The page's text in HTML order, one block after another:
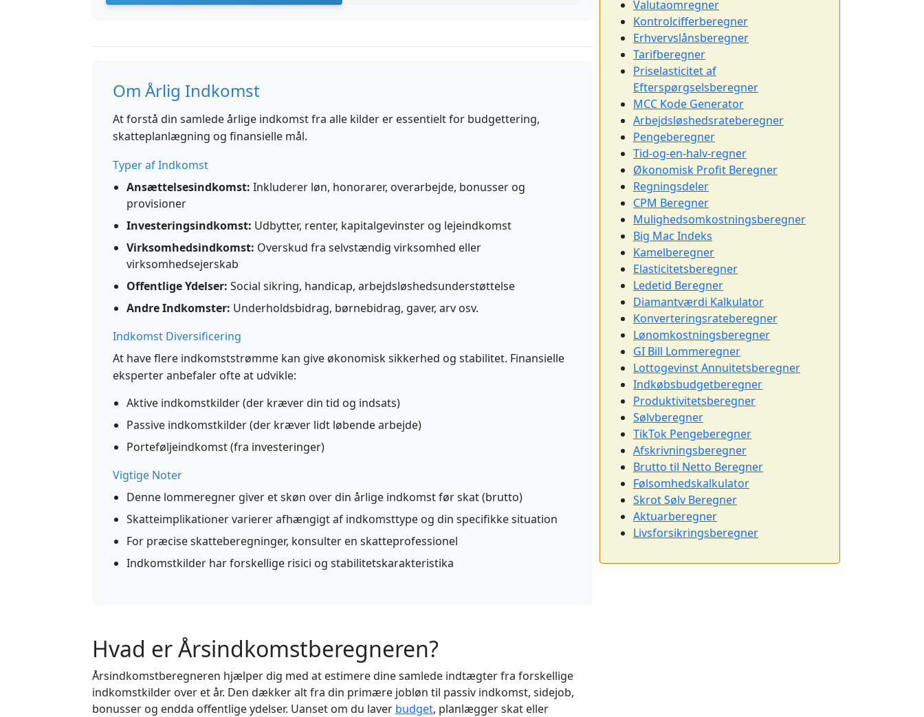
Om Årlig Indkomst
At forstå din samlede årlige indkomst fra alle kilder er essentielt for budgettering,
skatteplanlægning og finansielle mål.
Typer af Indkomst
Ansættelsesindkomst: Inkluderer løn, honorarer, overarbejde, bonusser og
provisioner
Investeringsindkomst: Udbytter, renter, kapitalgevinster og lejeindkomst
Virksomhedsindkomst: Overskud fra selvstændig virksomhed eller
virksomhedsejerskab
Offentlige Ydelser: Social sikring, handicap, arbejdsløshedsunderstøttelse
Andre Indkomster: Underholdsbidrag, børnebidrag, gaver, arv osv.
Indkomst Diversificering
At have flere indkomststrømme kan give økonomisk sikkerhed og stabilitet. Finansielle
eksperter anbefaler ofte at udvikle:
Aktive indkomstkilder (der kræver din tid og indsats)
Passive indkomstkilder (der kræver lidt løbende arbejde)
Porteføljeindkomst (fra investeringer)
Vigtige Noter
Denne lommeregner giver et skøn over din årlige indkomst før skat (brutto)
Skatteimplikationer varierer afhængigt af indkomsttype og din specifikke situation
For præcise skatteberegninger, konsulter en skatteprofessionel
Indkomstkilder har forskellige risici og stabilitetskarakteristika
Hvad er Årsindkomstberegneren?
Årsindkomstberegneren hjælper dig med at estimere dine samlede indtægter fra forskellige
indkomstkilder over et år. Den dækker alt fra din primære jobløn til passiv indkomst, sidejob,
bonusser og endda offentlige ydelser. Uanset om du laver budget, planlægger skat eller
Valutaomregner
Kontrolcifferberegner
Erhvervslånsberegner
Tarifberegner
Priselasticitet af
Efterspørgselsberegner
MCC Kode Generator
Arbejdsløshedsrateberegner
Pengeberegner
Tid-og-en-halv-regner
Økonomisk Profit Beregner
Regningsdeler
CPM Beregner
Mulighedsomkostningsberegner
Big Mac Indeks
Kamelberegner
Elasticitetsberegner
Ledetid Beregner
Diamantværdi Kalkulator
Konverteringsrateberegner
Lønomkostningsberegner
GI Bill Lommeregner
Lottogevinst Annuitetsberegner
Indkøbsbudgetberegner
Produktivitetsberegner
Sølvberegner
TikTok Pengeberegner
Afskrivningsberegner
Brutto til Netto Beregner
Følsomhedskalkulator
Skrot Sølv Beregner
Aktuarberegner
Livsforsikringsberegner